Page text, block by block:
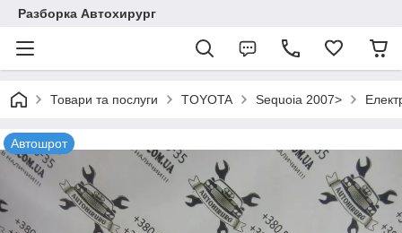
Разборка Автохирург
Товари та послуги TOYOTA Sequoia 2007>
Автошрот